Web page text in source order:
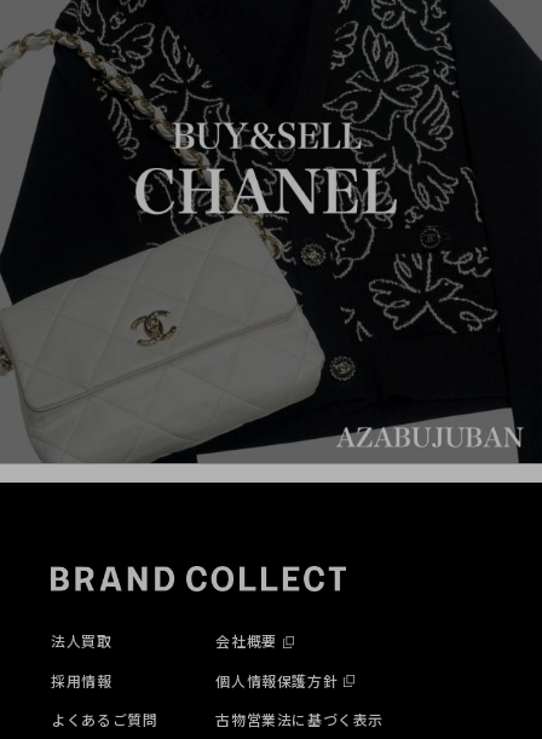
法人買取
採用情報
よくあるご質問
会社概要
個人情報保護方針
古物営業法に基づく表示